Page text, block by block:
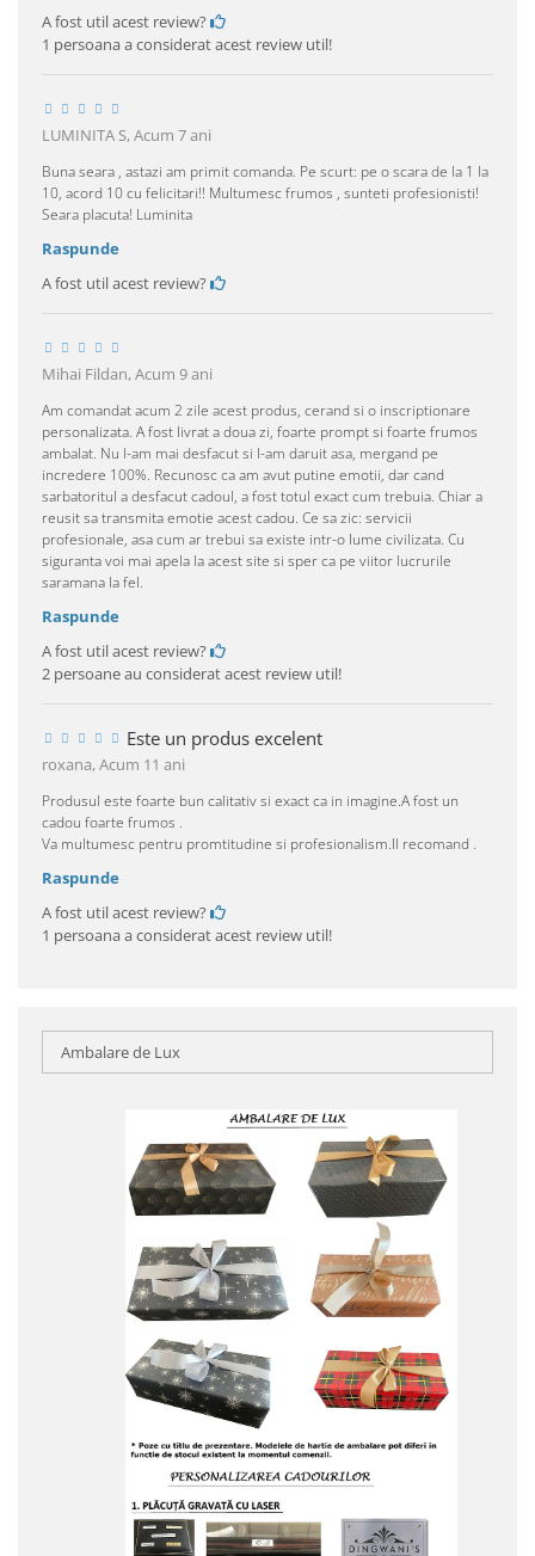
A fost util acest review?
1 persoana a considerat acest review util!
LUMINITA S,Acum 7 ani
Buna seara , astazi am primit comanda. Pe scurt: pe o scara de la 1 la
10, acord 10 cu felicitari!! Multumesc frumos , sunteti profesionisti!
Seara placuta! Luminita
Raspunde
A fost util acest review?
Mihai Fildan,Acum 9 ani
Am comandat acum 2 zile acest produs, cerand si o inscriptionare
personalizata. A fost livrat a doua zi, foarte prompt si foarte frumos
ambalat. Nu l-am mai desfacut si l-am daruit asa, mergand pe
incredere 100%. Recunosc ca am avut putine emotii, dar cand
sarbatoritul a desfacut cadoul, a fost totul exact cum trebuia. Chiar a
reusit sa transmita emotie acest cadou. Ce sa zic: servicii
profesionale, asa cum ar trebui sa existe intr-o lume civilizata. Cu
siguranta voi mai apela la acest site si sper ca pe viitor lucrurile
saramana la fel.
Raspunde
A fost util acest review?
2 persoane au considerat acest review util!
Este un produs excelent
roxana,Acum 11 ani
Produsul este foarte bun calitativ si exact ca in imagine.A fost un
cadou foarte frumos .
Va multumesc pentru promtitudine si profesionalism.Il recomand .
Raspunde
A fost util acest review?
1 persoana a considerat acest review util!
Ambalare de Lux